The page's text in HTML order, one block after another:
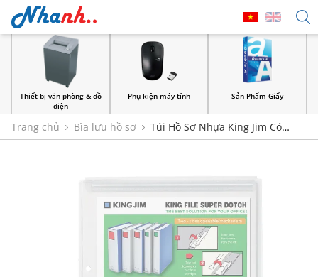
Thiết bị văn phòng & đồ
điện
Phụ kiện máy tính Sản Phẩm Giấy
Trang chủ Bìa lưu hồ sơ
Túi Hồ Sơ Nhựa King Jim Có
Nắp, Đục Lỗ, Xếp Hông